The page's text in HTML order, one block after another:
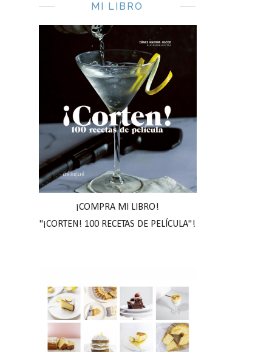
MI LIBRO
¡COMPRA MI LIBRO!
"¡CORTEN! 100 RECETAS DE PELÍCULA"!